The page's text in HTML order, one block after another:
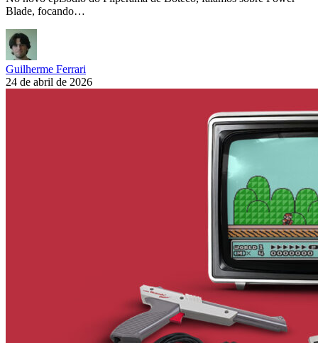
Blade, focando…
Guilherme Ferrari
24 de abril de 2026